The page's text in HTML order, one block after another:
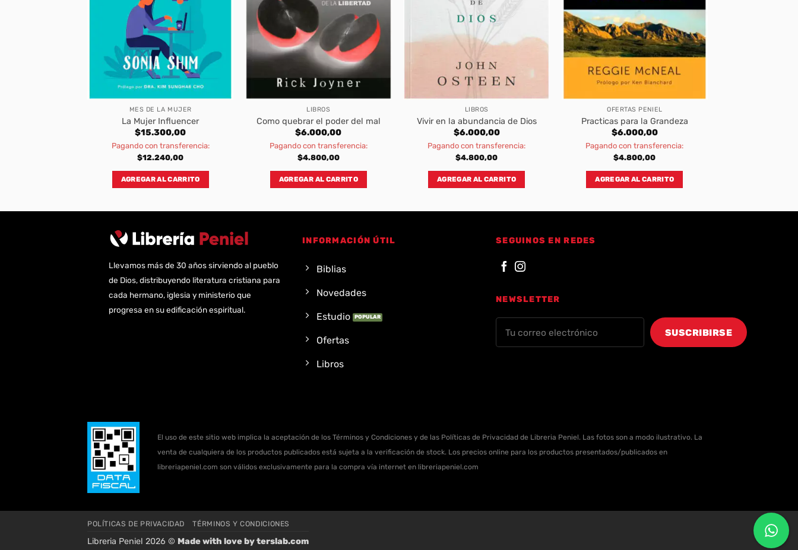
MES DE LA MUJER
La Mujer Influencer
$15.300,00
Pagando con transferencia:
$12.240,00
AGREGAR AL CARRITO
LIBROS
Como quebrar el poder del mal
$6.000,00
Pagando con transferencia:
$4.800,00
AGREGAR AL CARRITO
LIBROS
Vivir en la abundancia de Dios
$6.000,00
Pagando con transferencia:
$4.800,00
AGREGAR AL CARRITO
OFERTAS PENIEL
Practicas para la Grandeza
$6.000,00
Pagando con transferencia:
$4.800,00
AGREGAR AL CARRITO
Llevamos más de 30 años sirviendo al pueblo
de Dios, distribuyendo literatura cristiana para
cada hermano, iglesia y ministerio que
progresa en su edificación espiritual.
INFORMACIÓN ÚTIL
Biblias
Novedades
Estudio
Ofertas
Libros
SEGUINOS EN REDES
NEWSLETTER
El uso de este sitio web implica la aceptación de los Términos y Condiciones y de las Políticas de Privacidad de Libreria Peniel. Las fotos son a modo ilustrativo. La
venta de cualquiera de los productos publicados está sujeta a la verificación de stock. Los precios online para los productos presentados/publicados en
libreriapeniel.com son válidos exclusivamente para la compra vía internet en libreriapeniel.com
POLÍTICAS DE PRIVACIDAD TÉRMINOS Y CONDICIONES
Libreria Peniel 2026 © Made with love byterslab.com